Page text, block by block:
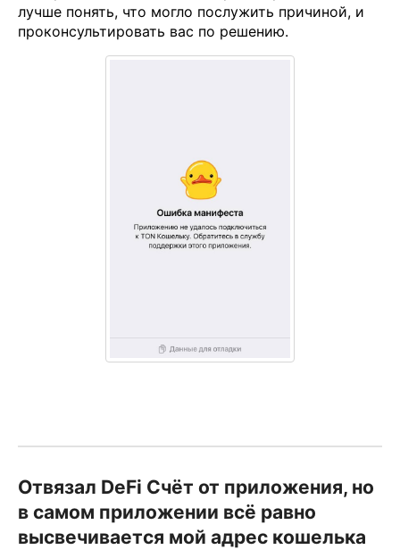
лучше понять, что могло послужить причиной, и
проконсультировать вас по решению.
Отвязал DeFi Счёт от приложения, но
в самом приложении всё равно
высвечивается мой адрес кошелька